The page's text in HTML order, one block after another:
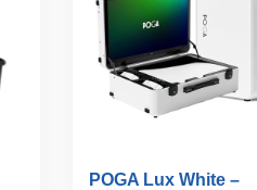
POGA Lux White –